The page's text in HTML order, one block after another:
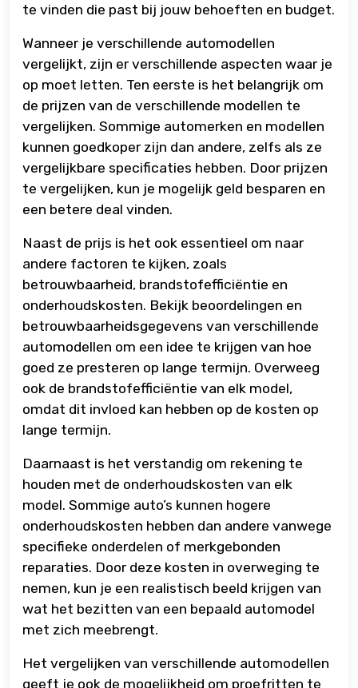
te vinden die past bij jouw behoeften en budget.
Wanneer je verschillende automodellen
vergelijkt, zijn er verschillende aspecten waar je
op moet letten. Ten eerste is het belangrijk om
de prijzen van de verschillende modellen te
vergelijken. Sommige automerken en modellen
kunnen goedkoper zijn dan andere, zelfs als ze
vergelijkbare specificaties hebben. Door prijzen
te vergelijken, kun je mogelijk geld besparen en
een betere deal vinden.
Naast de prijs is het ook essentieel om naar
andere factoren te kijken, zoals
betrouwbaarheid, brandstofefficiëntie en
onderhoudskosten. Bekijk beoordelingen en
betrouwbaarheidsgegevens van verschillende
automodellen om een idee te krijgen van hoe
goed ze presteren op lange termijn. Overweeg
ook de brandstofefficiëntie van elk model,
omdat dit invloed kan hebben op de kosten op
lange termijn.
Daarnaast is het verstandig om rekening te
houden met de onderhoudskosten van elk
model. Sommige auto’s kunnen hogere
onderhoudskosten hebben dan andere vanwege
specifieke onderdelen of merkgebonden
reparaties. Door deze kosten in overweging te
nemen, kun je een realistisch beeld krijgen van
wat het bezitten van een bepaald automodel
met zich meebrengt.
Het vergelijken van verschillende automodellen
geeft je ook de mogelijkheid om proefritten te